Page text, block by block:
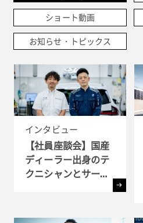
ショート動画
お知らせ・トピックス
インタビュー
【社員座談会】国産
ディーラー出身のテ
クニシャンとサービ
とは ?!